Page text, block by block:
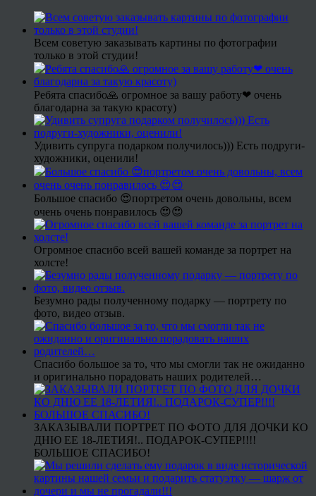
Всем советую заказывать картины по фотографии
только в этой студии!
Ребята спасибо🙏 огромное за вашу работу❤ очень
благодарна за такую красоту)
Удивить супруга подарком получилось))) Есть подруги-
художники, оценили!
Большое спасибо 😍портретом очень довольны, всем
очень очень понравилось 😍😍
Огромное спасибо всей вашей команде за портрет на
холсте!
Безумно рады полученному подарку — портрету по
фото, видео отзыв.
Спасибо большое за то, что мы смогли так не ожиданно
и оригинально порадовать наших родителей…
ЗАКАЗЫВАЛИ ПОРТРЕТ ПО ФОТО ДЛЯ ДОЧКИ КО
ДНЮ ЕЕ 18-ЛЕТИЯ!.. ПОДАРОК-СУПЕР!!!!
БОЛЬШОЕ СПАСИБО!